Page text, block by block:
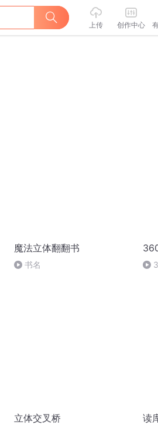
上传 创作中心
魔法立体翻翻书
书名
立体交叉桥 读